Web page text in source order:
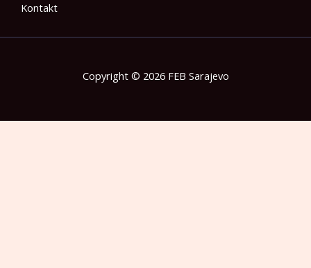
Kontakt
Copyright © 2026 FEB Sarajevo